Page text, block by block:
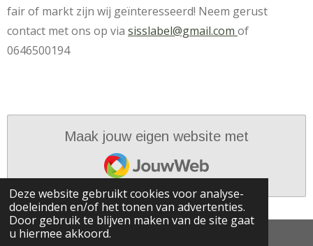
Deze website gebruikt cookies voor analyse-
doeleinden en/of het tonen van advertenties.
Door gebruik te blijven maken van de site gaat
u hiermee akkoord.
fair of markt zijn wij geïnteresseerd! Neem gerust
contact met ons op via sisslabel@gmail.com of
0646500194
Maak jouw eigen website met
JouwWeb